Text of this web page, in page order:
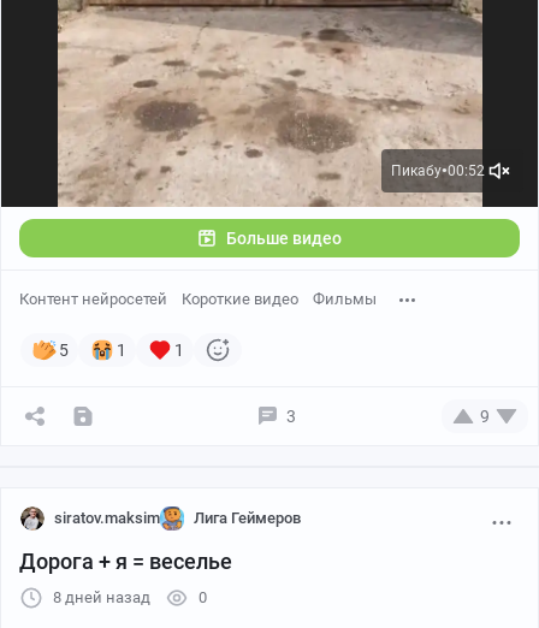
Пикабу●00:52
Больше видео
Контент нейросетей Короткие видео Фильмы
5 1 1
3 9
siratov.maksim Лига Геймеров
Дорога + я = веселье
8 дней назад 0